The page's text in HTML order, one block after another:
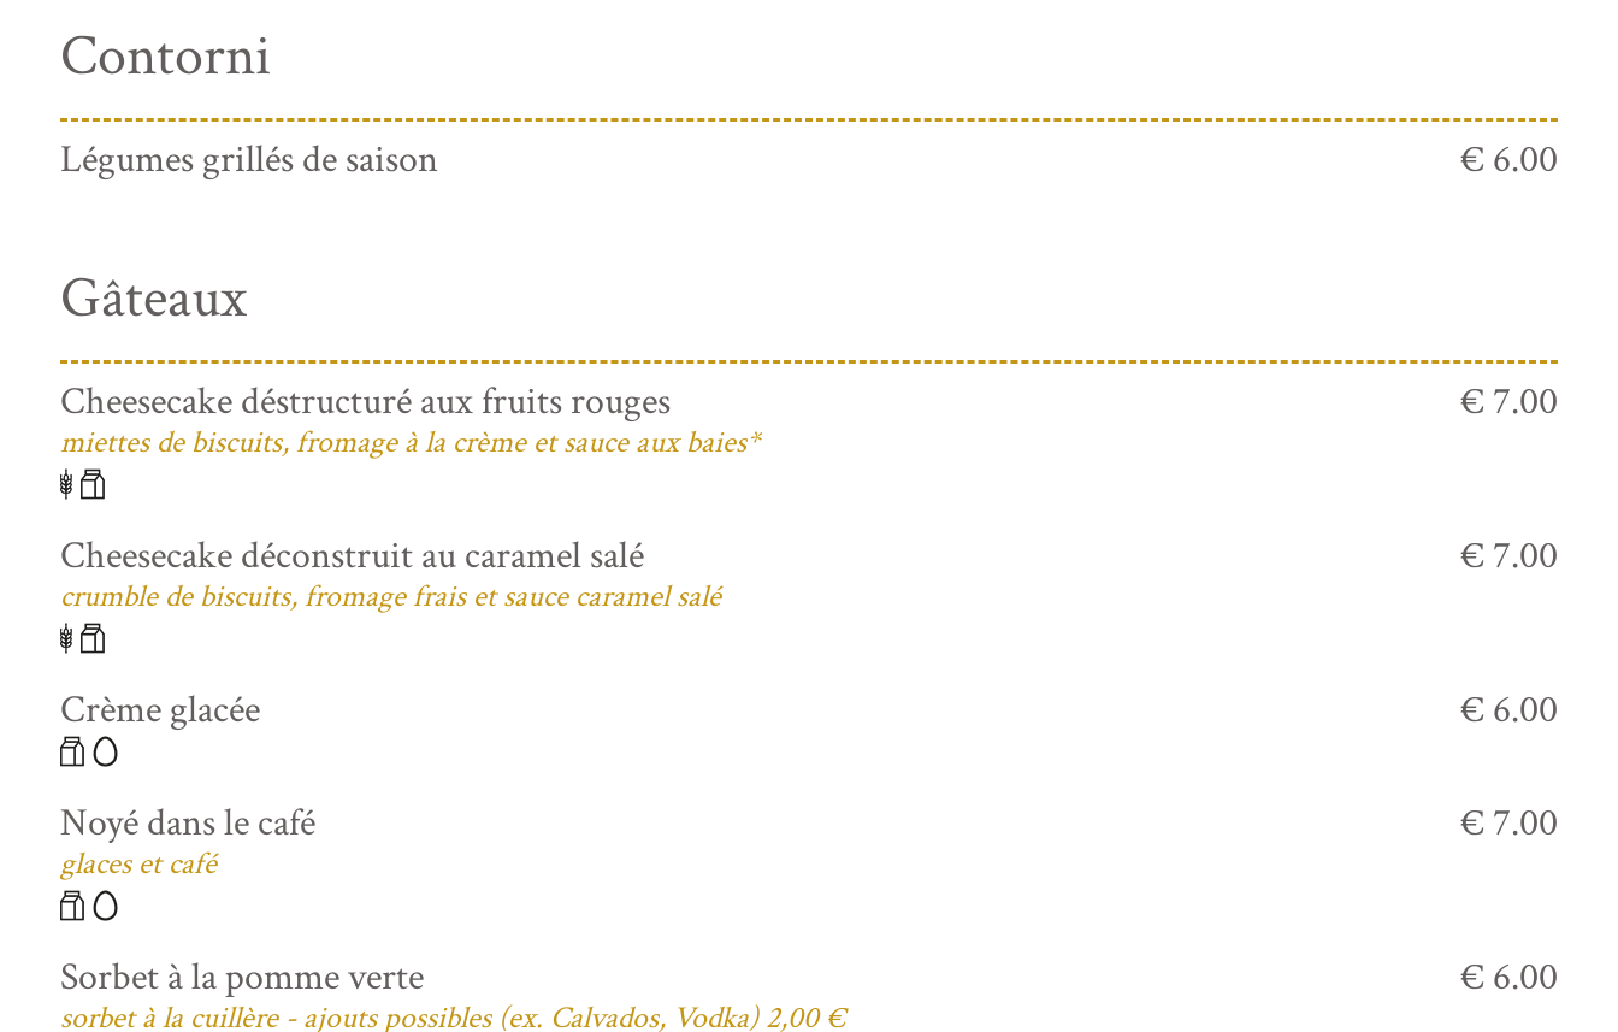
Contorni
Légumes grillés de saison € 6.00
Gâteaux
Cheesecake déstructuré aux fruits rouges
miettes de biscuits, fromage à la crème et sauce aux baies*
€ 7.00
Cheesecake déconstruit au caramel salé
crumble de biscuits, fromage frais et sauce caramel salé
€ 7.00
Crème glacée € 6.00
Noyé dans le café
glaces et café
€ 7.00
Sorbet à la pomme verte
sorbet à la cuillère - ajouts possibles (ex. Calvados, Vodka) 2,00 €
€ 6.00